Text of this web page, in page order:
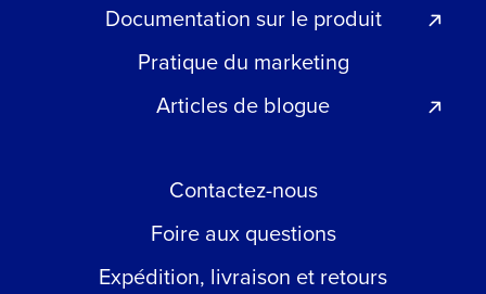
Documentation sur le produit
Pratique du marketing
Articles de blogue
Contactez-nous
Foire aux questions
Expédition, livraison et retours